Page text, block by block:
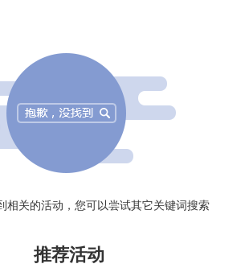
相关的活动，您可以尝试其它关键词搜索
推荐活动